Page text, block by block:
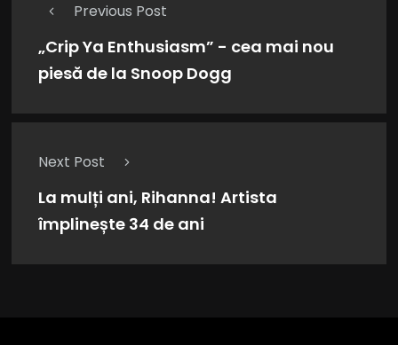
Previous Post
„Crip Ya Enthusiasm” - cea mai nou
piesă de la Snoop Dogg
Next Post
La mulți ani, Rihanna! Artista
împlinește 34 de ani